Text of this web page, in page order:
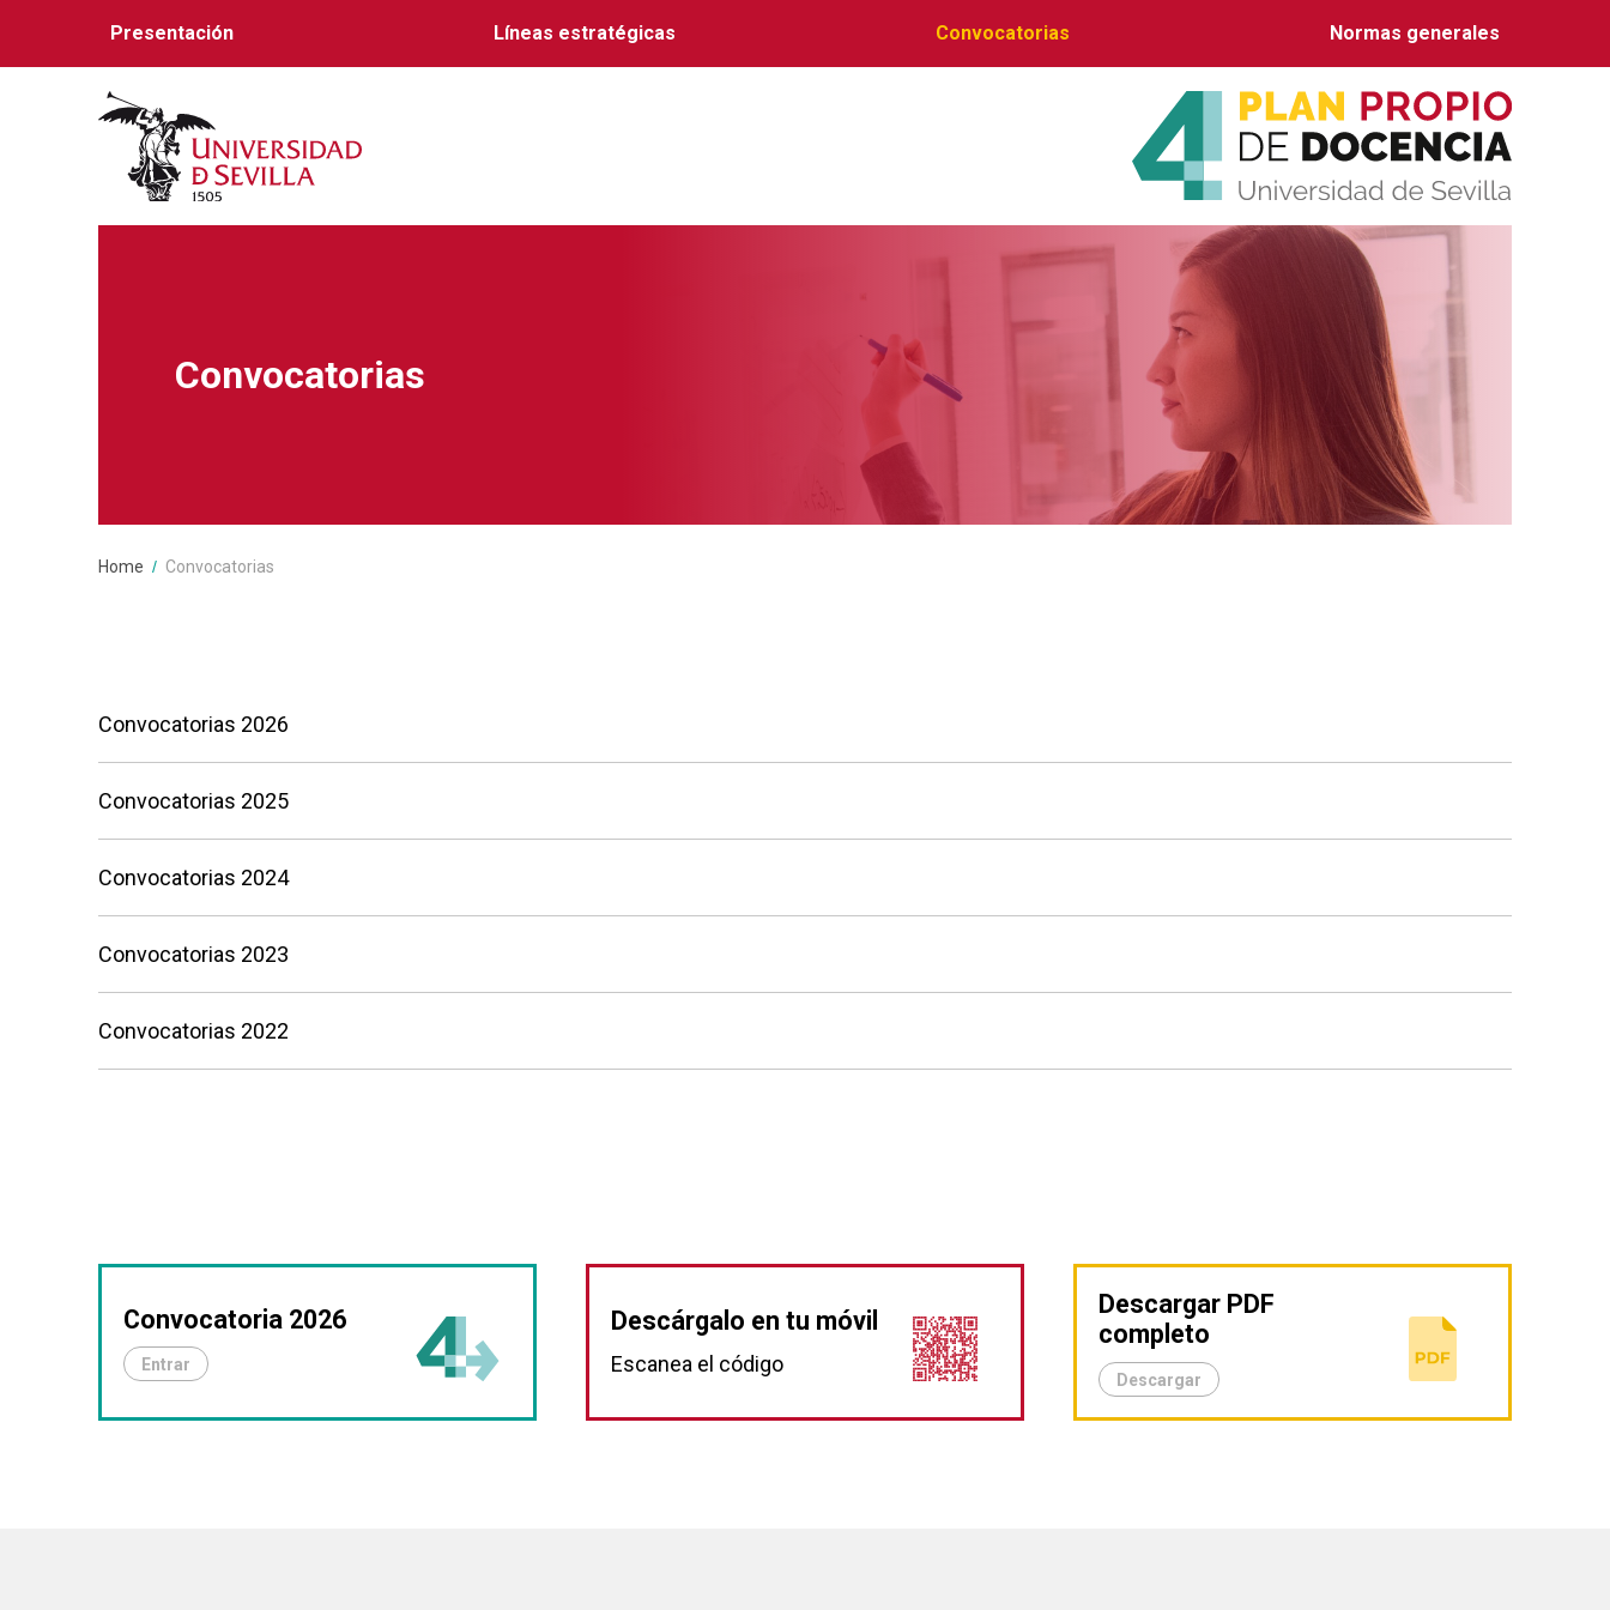
Presentación Líneas estratégicas Convocatorias Normas generales
Convocatorias
Breadcrumbs
You
Home Convocatorias
Convocatorias 2026
Convocatorias 2025
Convocatorias 2024
Convocatorias 2023
Convocatorias 2022
Convocatoria 2026
Entrar
Descárgalo en tu móvil
Escanea el código
Descargar PDF
completo
Descargar